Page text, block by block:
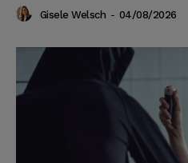
Gisele Welsch - 04/08/2026